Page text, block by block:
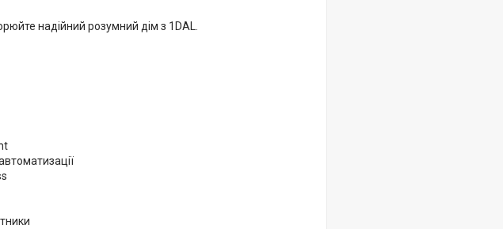
надійний розумний дім з 1DAL.